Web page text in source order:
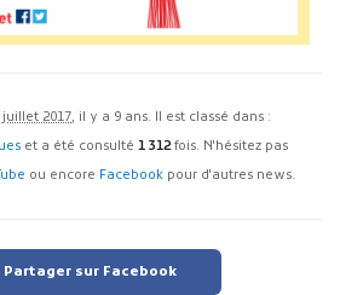
juillet 2017, il y a 9 ans. Il est classé dans :
et a été consulté 1 312fois. N'hésitez pas
ou encore Facebook pour d'autres news.
Partager sur Facebook